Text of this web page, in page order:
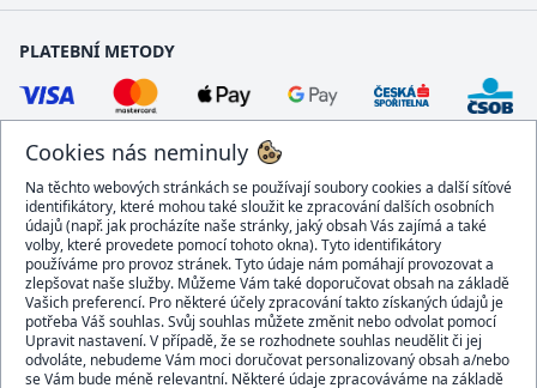
Cookies nás neminuly
Na těchto webových stránkách se používají soubory cookies a další síťové
identifikátory, které mohou také sloužit ke zpracování dalších osobních
údajů (např. jak procházíte naše stránky, jaký obsah Vás zajímá a také
volby, které provedete pomocí tohoto okna). Tyto identifikátory
používáme pro provoz stránek. Tyto údaje nám pomáhají provozovat a
zlepšovat naše služby. Můžeme Vám také doporučovat obsah na základě
Vašich preferencí. Pro některé účely zpracování takto získaných údajů je
potřeba Váš souhlas. Svůj souhlas můžete změnit nebo odvolat pomocí
Upravit nastavení. V případě, že se rozhodnete souhlas neudělit či jej
odvoláte, nebudeme Vám moci doručovat personalizovaný obsah a/nebo
se Vám bude méně relevantní. Některé údaje zpracováváme na základě
PLATEBNÍ METODY
DOPRAVCI
BEZPEČNÝ OBCHOD